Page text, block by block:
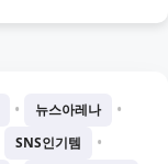
• 뉴스아레나 •
SNS인기템 •